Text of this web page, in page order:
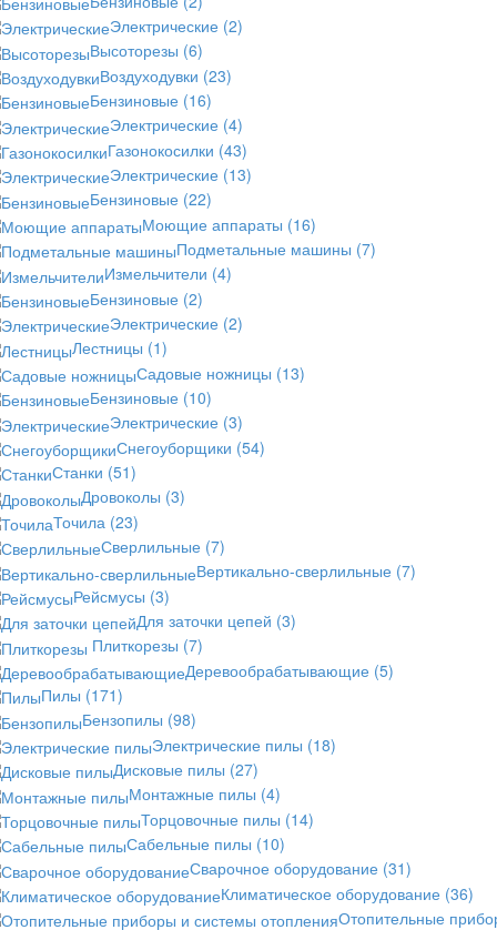
Электрические (2)
Высоторезы (6)
Воздуходувки (23)
Бензиновые (16)
Электрические (4)
Газонокосилки (43)
Электрические (13)
Бензиновые (22)
Моющие аппараты (16)
Подметальные машины (7)
Измельчители (4)
Бензиновые (2)
Электрические (2)
Лестницы (1)
Садовые ножницы (13)
Бензиновые (10)
Электрические (3)
Снегоуборщики (54)
Станки (51)
Дровоколы (3)
Точила (23)
Сверлильные (7)
Вертикально-сверлильные (7)
Рейсмусы (3)
Для заточки цепей (3)
Плиткорезы (7)
Деревообрабатывающие (5)
Пилы (171)
Бензопилы (98)
Электрические пилы (18)
Дисковые пилы (27)
Монтажные пилы (4)
Торцовочные пилы (14)
Сабельные пилы (10)
Сварочное оборудование (31)
Климатическое оборудование (36)
Отопительные